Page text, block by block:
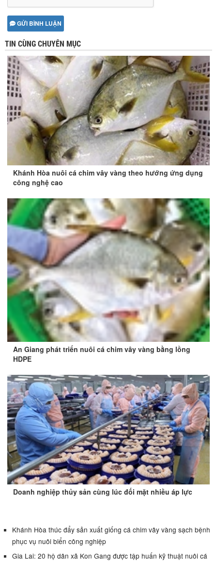
GỬI BÌNH LUẬN
TIN CÙNG CHUYÊN MỤC
Khánh Hòa nuôi cá chim vây vàng theo hướng ứng dụng
công nghệ cao
An Giang phát triển nuôi cá chim vây vàng bằng lồng
HDPE
Doanh nghiệp thủy sản cùng lúc đối mặt nhiều áp lực
Khánh Hòa thúc đẩy sản xuất giống cá chim vây vàng sạch bệnh
phục vụ nuôi biển công nghiệp
Gia Lai: 20 hộ dân xã Kon Gang được tập huấn kỹ thuật nuôi cá